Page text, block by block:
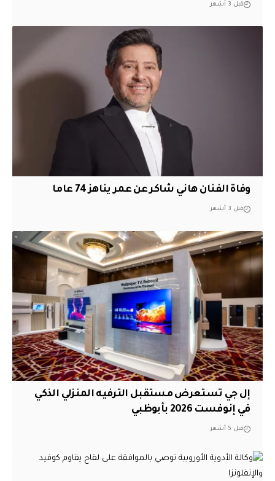
قبل 3 أشهر
وفاة الفنان هاني شاكر عن عمر يناهز 74 عاما
قبل 3 أشهر
إل جي تستعرض مستقبل الترفيه المنزلي الذكي
في إنوفست 2026 بأبوظبي
قبل 5 أشهر